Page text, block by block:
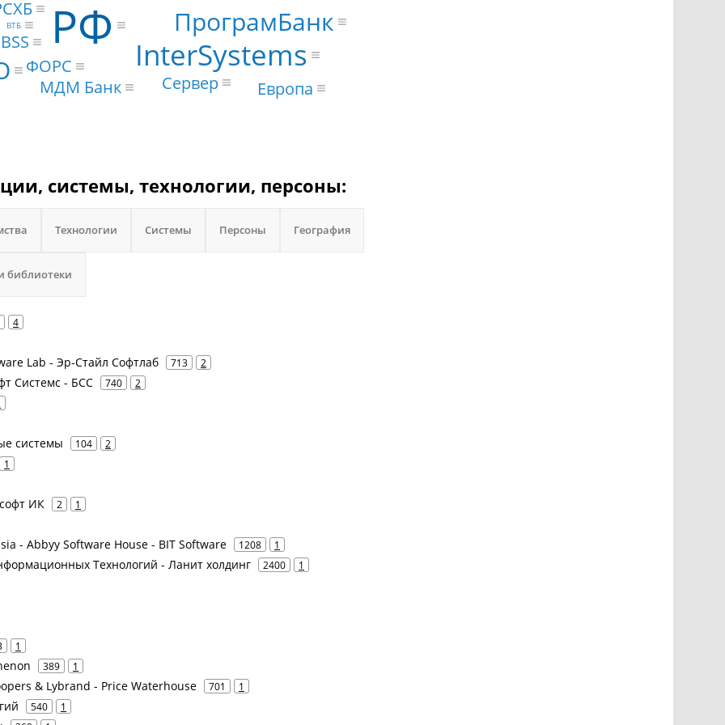
РФ InterSystems
ПрограмБанк
BSS
ФОРС
МДМ Банк
Сервер Европа
ВТБ
системы, технологии, персоны:
Технологии Системы Персоны География
библиотеки
4
Lab - Эр-Стайл Софтлаб 713 2
Системс - БСС 740
2
системы 104
2
1
ИК 2 1
- Abbyy Software House - BIT Software 1208 1
Технологий - Ланит холдинг 2400 1
1
389 1
& Lybrand - Price Waterhouse 701 1
540 1